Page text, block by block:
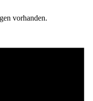
vorhanden.